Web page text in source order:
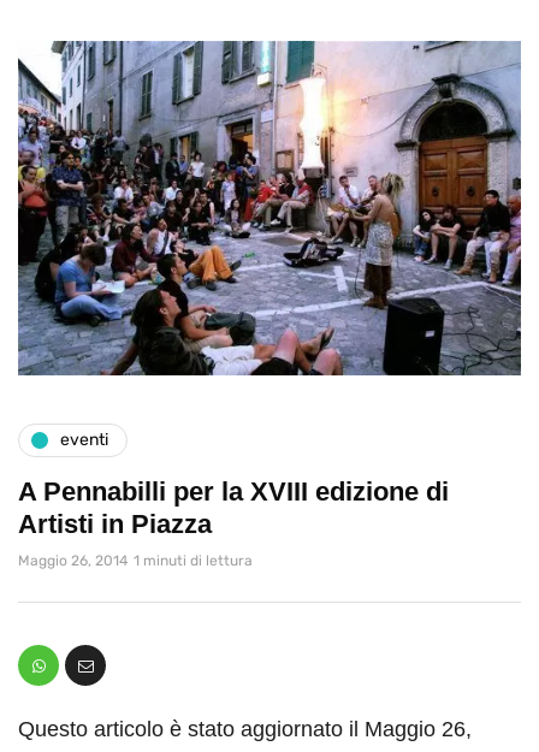
eventi
A Pennabilli per la XVIII edizione di
Artisti in Piazza
Maggio 26, 2014 1 minuti di lettura
Questo articolo è stato aggiornato il Maggio 26,